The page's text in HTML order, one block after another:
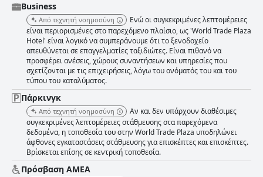
Business
Από τεχνητή νοημοσύνη
Ενώ οι συγκεκριμένες λεπτομέρειες
είναι περιορισμένες στο παρεχόμενο πλαίσιο, ως 'World Trade Plaza
Hotel' είναι λογικό να συμπεράνουμε ότι το ξενοδοχείο
απευθύνεται σε επαγγελματίες ταξιδιώτες. Είναι πιθανό να
προσφέρει ανέσεις, χώρους συναντήσεων και υπηρεσίες που
σχετίζονται με τις επιχειρήσεις, λόγω του ονόματός του και του
τύπου του καταλύματος.
Πάρκινγκ
Από τεχνητή νοημοσύνη
Αν και δεν υπάρχουν διαθέσιμες
συγκεκριμένες λεπτομέρειες στάθμευσης στα παρεχόμενα
δεδομένα, η τοποθεσία του στην World Trade Plaza υποδηλώνει
άφθονες εγκαταστάσεις στάθμευσης για επισκέπτες και επισκέπτες.
Βρίσκεται επίσης σε κεντρική τοποθεσία.
Πρόσβαση ΑΜΕΑ